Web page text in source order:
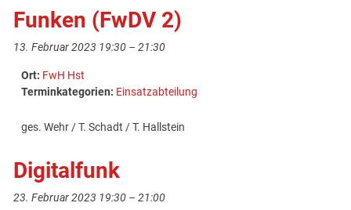
Funken (FwDV 2)
13. Februar 2023 19:30 –21:30
Ort: FwH Hst
Terminkategorien: Einsatzabteilung
ges. Wehr / T. Schadt / T. Hallstein
Digitalfunk
23. Februar 2023 19:30 –21:00